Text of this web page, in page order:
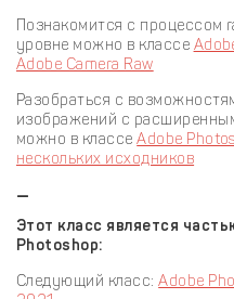
Познакомится с процессом
уровне можно в классе
Adobe Camera Raw
Разобраться с
изображений с
можно в классеAdobe
нескольких исходников
—
Этот класс является
Photoshop:
Следующий класс:Adobe